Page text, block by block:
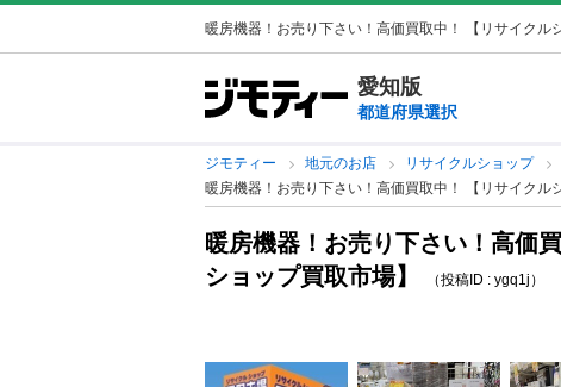
暖房機器！お売り下さい！高価買取中！ 【リサイクル
愛知版
都道府県選択
ジモティー 地元のお店 リサイクルショップ
暖房機器！お売り下さい！高価買取中！ 【リサイクル
暖房機器！お売り下さい！高価
ショップ買取市場】
（投稿ID : ygq1j）